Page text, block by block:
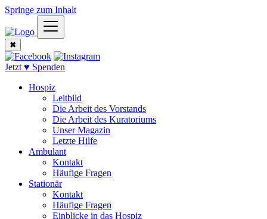
Springe zum Inhalt
✖
Jetzt ♥ Spenden
Hospiz
Leitbild
Die Arbeit des Vorstands
Die Arbeit des Kuratoriums
Unser Magazin
Letzte Hilfe
Ambulant
Kontakt
Häufige Fragen
Stationär
Kontakt
Häufige Fragen
Einblicke in das Hospiz